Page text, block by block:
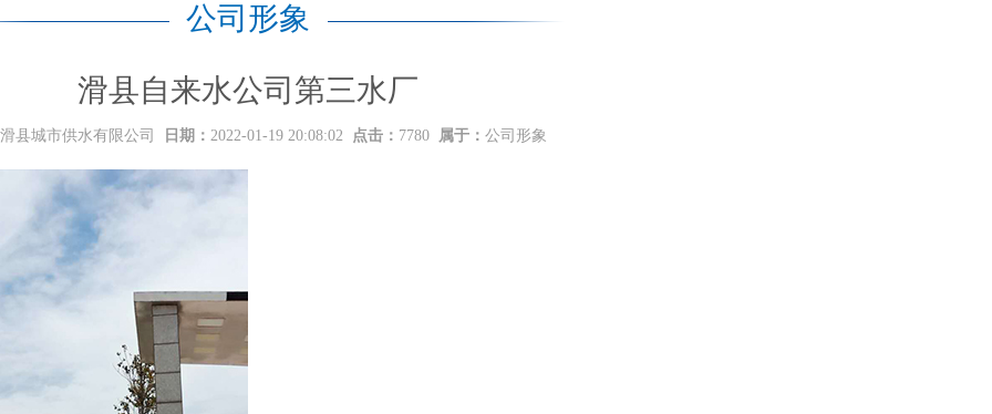
公司形象
滑县自来水公司第三水厂
滑县城市供水有限公司 日期： 2022-01-19 20:08:02 点击： 7780 属于： 公司形象